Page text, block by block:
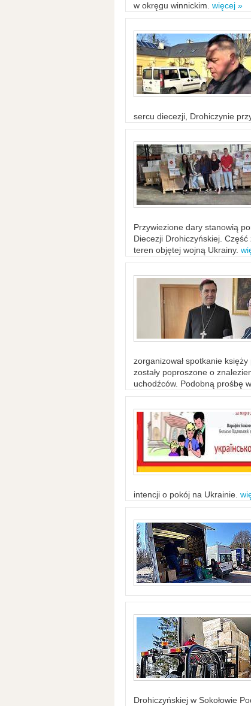
w okręgu winnickim. więcej »
sercu diecezji, Drohiczynie
Przywiezione dary stanowią
Diecezji Drohiczyńskiej.
teren objętej wojną Ukrainy.
zorganizował spotkanie
zostały poproszone o
uchodźców. Podobną prośbę
intencji o pokój na Ukrainie.
Drohiczyńskiej w Sokołowie